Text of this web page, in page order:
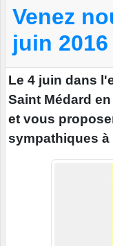
Venez
juin 2016
Le 4 juin dans
Saint Médard
et vous
sympathiques